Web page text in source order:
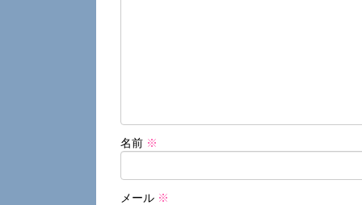
名前 ※
メール ※